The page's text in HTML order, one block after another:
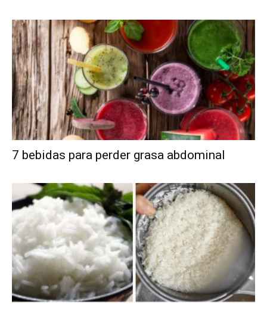
7 bebidas para perder grasa abdominal